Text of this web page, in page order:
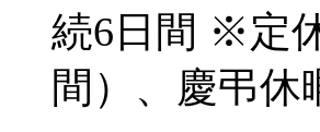
続6日間 ※定
間）、慶弔休